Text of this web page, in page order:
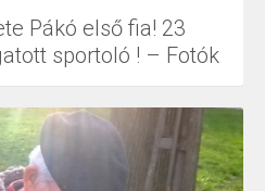
Pákó első fia! 23
sportoló ! – Fotók